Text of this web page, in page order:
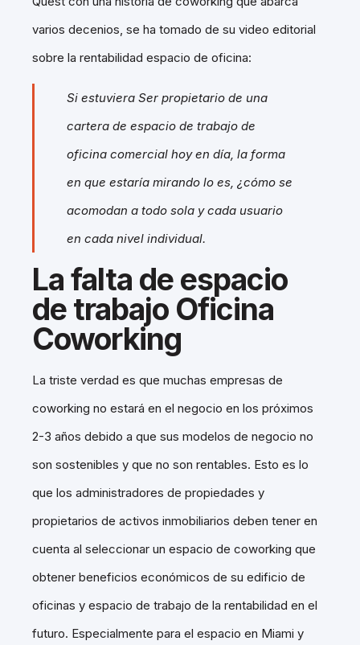
varios decenios, se ha tomado de su video editorial
sobre la rentabilidad espacio de oficina:
Si estuviera Ser propietario de una
cartera de espacio de trabajo de
oficina comercial hoy en día, la forma
en que estaría mirando lo es, ¿cómo se
acomodan a todo sola y cada usuario
en cada nivel individual.
La falta de espacio
de trabajo Oficina
Coworking
La triste verdad es que muchas empresas de
coworking no estará en el negocio en los próximos
2-3 años debido a que sus modelos de negocio no
son sostenibles y que no son rentables. Esto es lo
que los administradores de propiedades y
propietarios de activos inmobiliarios deben tener en
cuenta al seleccionar un espacio de coworking que
obtener beneficios económicos de su edificio de
oficinas y espacio de trabajo de la rentabilidad en el
futuro. Especialmente para el espacio en Miami y